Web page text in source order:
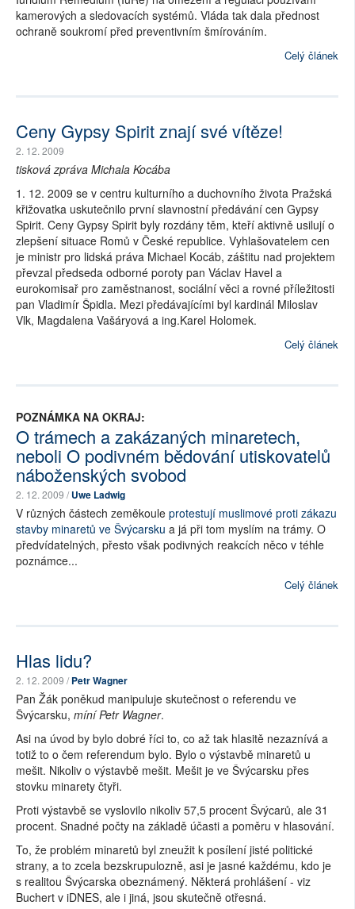
kamerových a sledovacích systémů. Vláda tak dala přednost
ochraně soukromí před preventivním šmírováním.
Celý článek
Ceny Gypsy Spirit znají své vítěze!
2. 12. 2009
tisková zpráva Michala Kocába
1. 12. 2009 se v centru kulturního a duchovního života Pražská
křižovatka uskutečnilo první slavnostní předávání cen Gypsy
Spirit. Ceny Gypsy Spirit byly rozdány těm, kteří aktivně usilují o
zlepšení situace Romů v České republice. Vyhlašovatelem cen
je ministr pro lidská práva Michael Kocáb, záštitu nad projektem
převzal předseda odborné poroty pan Václav Havel a
eurokomisař pro zaměstnanost, sociální věci a rovné příležitosti
pan Vladimír Špidla. Mezi předávajícími byl kardinál Miloslav
Vlk, Magdalena Vašáryová a ing.Karel Holomek.
Celý článek
POZNÁMKA NA OKRAJ:
O trámech a zakázaných minaretech,
neboli O podivném bědování utiskovatelů
náboženských svobod
2. 12. 2009 /Uwe Ladwig
V různých částech zeměkoule protestují muslimové proti zákazu
stavby minaretů ve Švýcarsku a já při tom myslím na trámy. O
předvídatelných, přesto však podivných reakcích něco v téhle
poznámce...
Celý článek
Hlas lidu?
2. 12. 2009 /Petr Wagner
Pan Žák poněkud manipuluje skutečnost o referendu ve
Švýcarsku, míní Petr Wagner.
Asi na úvod by bylo dobré říci to, co až tak hlasitě nezaznívá a
totiž to o čem referendum bylo. Bylo o výstavbě minaretů u
mešit. Nikoliv o výstavbě mešit. Mešit je ve Švýcarsku přes
stovku minarety čtyři.
Proti výstavbě se vyslovilo nikoliv 57,5 procent Švýcarů, ale 31
procent. Snadné počty na základě účasti a poměru v hlasování.
To, že problém minaretů byl zneužit k posílení jisté politické
strany, a to zcela bezskrupulozně, asi je jasné každému, kdo je
s realitou Švýcarska obeznámený. Některá prohlášení - viz
Buchert v iDNES, ale i jiná, jsou skutečně otřesná.